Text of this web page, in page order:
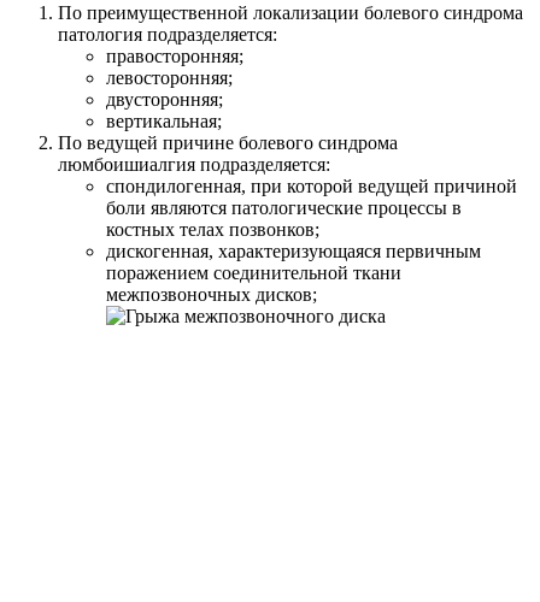
По преимущественной локализации болевого синдрома
патология подразделяется:
правосторонняя;
левосторонняя;
двусторонняя;
вертикальная;
По ведущей причине болевого синдрома
люмбоишиалгия подразделяется:
спондилогенная, при которой ведущей причиной
боли являются патологические процессы в
костных телах позвонков;
дискогенная, характеризующаяся первичным
поражением соединительной ткани
межпозвоночных дисков;